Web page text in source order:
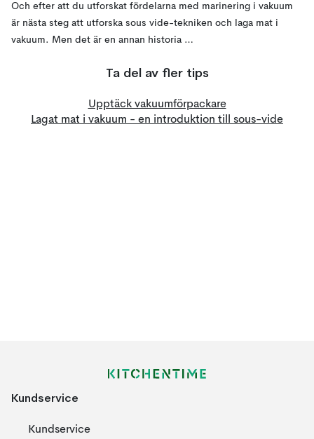
Och efter att du utforskat fördelarna med marinering i vakuum
är nästa steg att utforska sous vide-tekniken och laga mat i
vakuum. Men det är en annan historia …
Ta del av fler tips
Upptäck vakuumförpackare
Lagat mat i vakuum - en introduktion till sous-vide
Kundservice
Kundservice